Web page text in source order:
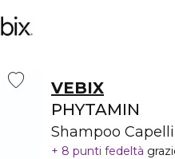
VEBIX
PHYTAMIN
Shampoo
8 punti fedeltà